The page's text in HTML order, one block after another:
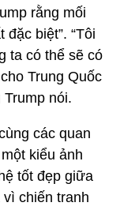
rằng mối
biệt”. “Tôi
ta có thể sẽ có
Trung Quốc
nói.
các quan
kiểu ảnh
tốt đẹp giữa
chiến tranh